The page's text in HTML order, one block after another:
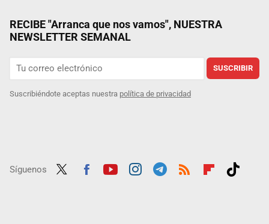
RECIBE "Arranca que nos vamos", NUESTRA
NEWSLETTER SEMANAL
SUSCRIBIR
Suscribiéndote aceptas nuestra política de privacidad
Síguenos